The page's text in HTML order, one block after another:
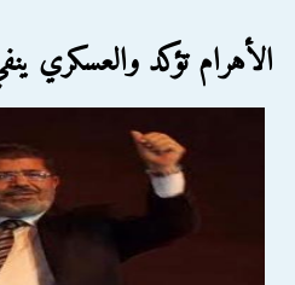
الأهرام تؤكد والعسكري